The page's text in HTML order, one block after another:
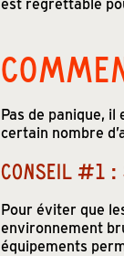
Pas de panique,
certain nombre
CONSEIL #1 :
Pour éviter que
environnement
équipements